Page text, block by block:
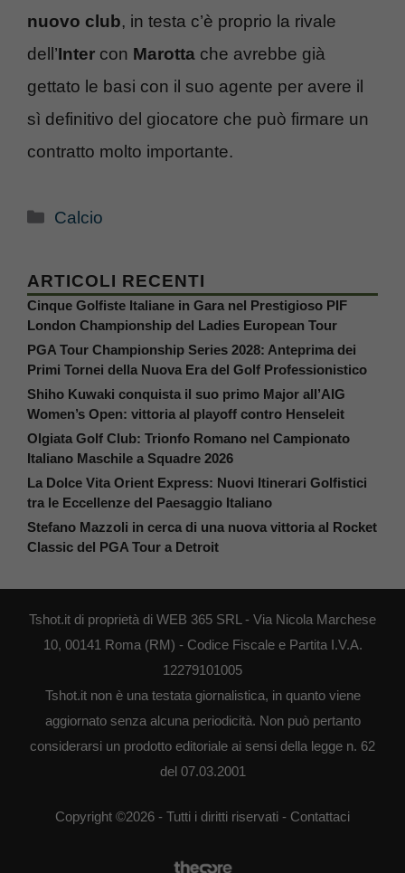
nuovo club, in testa c’è proprio la rivale
dell’Inter con Marotta che avrebbe già
gettato le basi con il suo agente per avere il
sì definitivo del giocatore che può firmare un
contratto molto importante.
Categorie
Calcio
ARTICOLI RECENTI
Cinque Golfiste Italiane in Gara nel Prestigioso PIF
London Championship del Ladies European Tour
PGA Tour Championship Series 2028: Anteprima dei
Primi Tornei della Nuova Era del Golf Professionistico
Shiho Kuwaki conquista il suo primo Major all’AIG
Women’s Open: vittoria al playoff contro Henseleit
Olgiata Golf Club: Trionfo Romano nel Campionato
Italiano Maschile a Squadre 2026
La Dolce Vita Orient Express: Nuovi Itinerari Golfistici
tra le Eccellenze del Paesaggio Italiano
Stefano Mazzoli in cerca di una nuova vittoria al Rocket
Classic del PGA Tour a Detroit
Tshot.it di proprietà di WEB 365 SRL - Via Nicola Marchese
10, 00141 Roma (RM) - Codice Fiscale e Partita I.V.A.
12279101005
Tshot.it non è una testata giornalistica, in quanto viene
aggiornato senza alcuna periodicità. Non può pertanto
considerarsi un prodotto editoriale ai sensi della legge n. 62
del 07.03.2001
Copyright ©2026 - Tutti i diritti riservati - Contattaci